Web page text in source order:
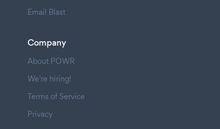
Email Blast
Company
About POWR
We're hiring!
Terms of Service
Privacy